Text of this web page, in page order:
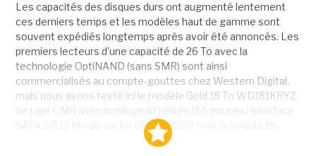
Les capacités des disques durs ont augmenté lentement
ces derniers temps et les modèles haut de gamme sont
souvent expédiés longtemps après avoir été annoncés. Les
premiers lecteurs d'une capacité de 26 To avec la
technologie OptiNAND (sans SMR) sont ainsi
commercialisés au compte-gouttes chez Western Digital,
mais nous avons testé ici le modèle Gold 18 To WD181KRYZ
de type CMR avec scellage à l’hélium (3,5 pouces/ interface
SATA 6/512 Mo de cache DRAM/7200 t/m). Si le Gold 18...